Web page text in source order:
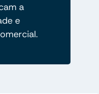
a
e